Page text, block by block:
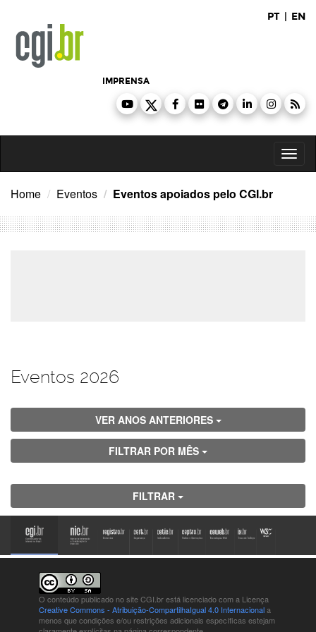
conteúdo
PT | EN
IMPRENSA
Home Eventos Eventos apoiados pelo CGI.br
Eventos 2026
VER ANOS ANTERIORES
FILTRAR POR MÊS
FILTRAR
O conteúdo publicado no site CGI.br está licenciado com a Licença
Creative Commons - Atribuição-CompartilhaIgual 4.0 Internacionala
menos que condições e/ou restrições adicionais específicas estejam